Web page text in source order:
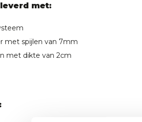
met:
met spijlen van 7mm
met dikte van 2cm